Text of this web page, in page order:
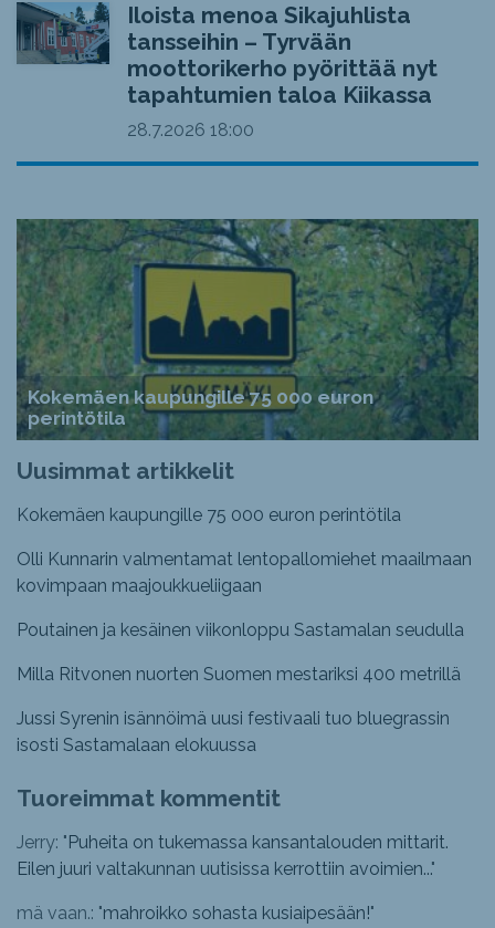
Iloista menoa Sikajuhlista
tansseihin – Tyrvään
moottorikerho pyörittää nyt
tapahtumien taloa Kiikassa
28.7.2026 18:00
Kokemäen kaupungille 75 000 euron
perintötila
Uusimmat artikkelit
Kokemäen kaupungille 75 000 euron perintötila
Olli Kunnarin valmentamat lentopallomiehet maailmaan
kovimpaan maajoukkueliigaan
Poutainen ja kesäinen viikonloppu Sastamalan seudulla
Milla Ritvonen nuorten Suomen mestariksi 400 metrillä
Jussi Syrenin isännöimä uusi festivaali tuo bluegrassin
isosti Sastamalaan elokuussa
Tuoreimmat kommentit
Jerry: "Puheita on tukemassa kansantalouden mittarit.
Eilen juuri valtakunnan uutisissa kerrottiin avoimien..."
mä vaan.: "mahroikko sohasta kusiaipesään!"